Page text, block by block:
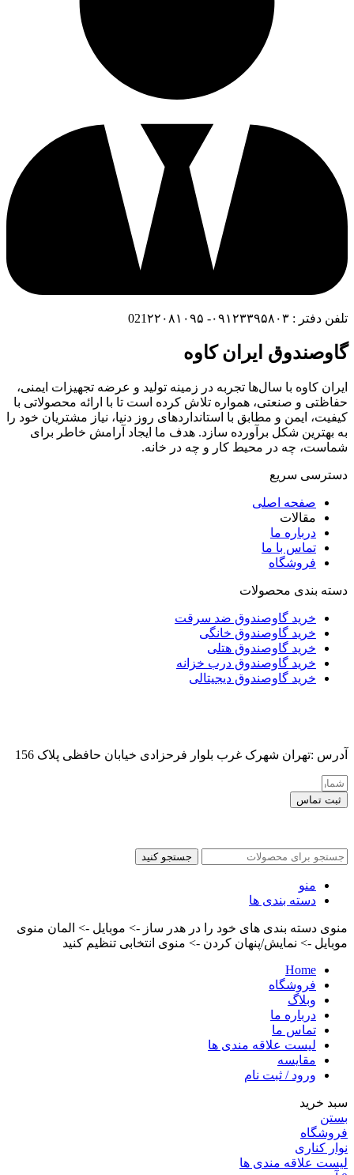
تلفن دفتر : ۰۹۱۲۳۳۹۵۸۰۳- 021۲۲۰۸۱۰۹۵
گاوصندوق ایران کاوه
ایران کاوه با سال‌ها تجربه در زمینه تولید و عرضه تجهیزات ایمنی،
حفاظتی و صنعتی، همواره تلاش کرده است تا با ارائه محصولاتی با
کیفیت، ایمن و مطابق با استانداردهای روز دنیا، نیاز مشتریان خود را
به بهترین شکل برآورده سازد. هدف ما ایجاد آرامش خاطر برای
شماست، چه در محیط کار و چه در خانه.
دسترسی سریع
صفحه اصلی
مقالات
درباره ما
تماس با ما
فروشگاه
دسته بندی محصولات
خرید گاوصندوق ضد سرقت
خرید گاوصندوق خانگی
خرید گاوصندوق هتلی
خرید گاوصندوق درب خزانه
خرید گاوصندوق دیجیتالی
آدرس :تهران شهرک غرب بلوار فرحزادی خیابان حافظی پلاک 156
ثبت تماس
جستجو کنید
منو
دسته بندی ها
منوی دسته بندی های خود را در هدر ساز -> موبایل -> المان منوی
موبایل -> نمایش/پنهان کردن -> منوی انتخابی تنظیم کنید
Home
فروشگاه
وبلاگ
درباره ما
تماس ما
لیست علاقه مندی ها
مقایسه
ورود / ثبت نام
سبد خرید
بستن
فروشگاه
نوار کناری
لیست علاقه مندی ها